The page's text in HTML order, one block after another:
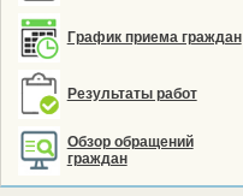
График приема граждан
Результаты работ
Обзор обращений
граждан